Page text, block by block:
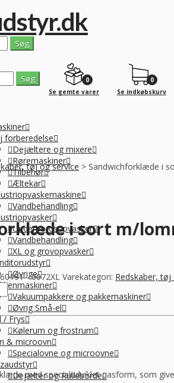
0
Se gemte varer
0
Se indkøbskurv
forberedelse
Dejæltere og mixere
Røremaskiner
Tilbehør
Æltekar
Vandbehandling
Underbordsopvasker
Vandbehandling
XL og grovopvasker
Øvrige
Vakuumpakkere og pakkemaskiner
Øvrig Små-el
/ Frys
Kølerum og frostrum
& microovn
Specialovne og microovne
Dejælter og Rulleborde
tøj og service > Sandwichforklæde i
i sort m/
- 0072XL Varekategori: Redskaber, tøj
med specialudviklet pasform, som